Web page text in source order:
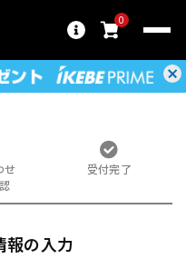
0
せ
受付完了
報の入力